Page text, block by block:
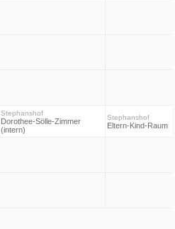
Stephanshof
Dorothee-Sölle-Zimmer
(intern)
Stephanshof
Eltern-Kind-Raum